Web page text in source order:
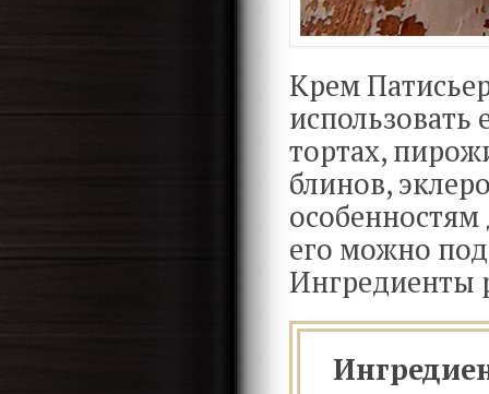
Крем
использовать
тортах,
блинов,
его можно
Ингредиенты